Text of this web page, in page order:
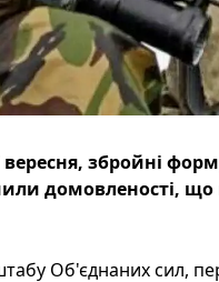
збройні
домовленості, що
Об'єднаних сил,